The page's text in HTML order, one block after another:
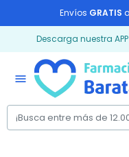
Envíos GRATIS
Descarga nuestra
menu